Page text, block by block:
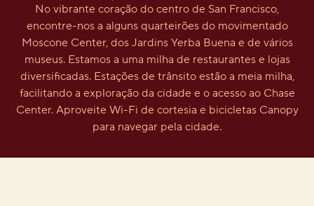
No vibrante coração do centro de San Francisco,
encontre-nos a alguns quarteirões do movimentado
Moscone Center, dos Jardins Yerba Buena e de vários
museus. Estamos a uma milha de restaurantes e lojas
diversificadas. Estações de trânsito estão a meia milha,
facilitando a exploração da cidade e o acesso ao Chase
Center. Aproveite Wi-Fi de cortesia e bicicletas Canopy
para navegar pela cidade.